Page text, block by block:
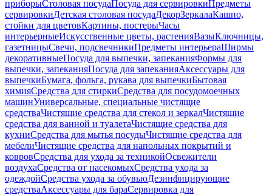
приборыСтоловая посудаПосуда для сервировкиПредметы
сервировкиДетская столовая посудаДекорЗеркалаКашпо,
стойки для цветовКартины, постерыЧасы
интерьерныеИскусственные цветы, растенияВазыКлючницы,
газетницыСвечи, подсвечникиПредметы интерьераШирмы
декоративныеПосуда для выпечки, запеканияФормы для
выпечки, запеканияПосуда для запеканияАксессуары для
выпечкиБумага, фольга, рукава для выпечкиБытовая
химияСредства для стиркиСредства для посудомоечных
машинУниверсальные, специальные чистящие
средстваЧистящие средства для стекол и зеркалЧистящие
средства для ванной и туалетаЧистящие средства для
кухниСредства для мытья посудыЧистящие средства для
мебелиЧистящие средства для напольных покрытий и
ковровСредства для ухода за техникойОсвежители
воздухаСредства от насекомыхСредства ухода за
одеждойСредства ухода за обувьюДезинфицирующие
средстваАксессуары для бараСервировка для